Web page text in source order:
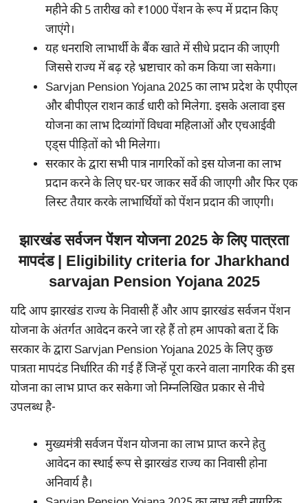
महीने की 5 तारीख को ₹1000 पेंशन के रूप में प्रदान किए
जाएंगे।
यह धनराशि लाभार्थी के बैंक खाते में सीधे प्रदान की जाएगी
जिससे राज्य में बढ़ रहे भ्रष्टाचार को कम किया जा सकेगा।
Sarvjan Pension Yojana 2025 का लाभ प्रदेश के एपीएल
और बीपीएल राशन कार्ड धारी को मिलेगा. इसके अलावा इस
योजना का लाभ दिव्यांगों विधवा महिलाओं और एचआईवी
एड्स पीड़ितों को भी मिलेगा।
सरकार के द्वारा सभी पात्र नागरिकों को इस योजना का लाभ
प्रदान करने के लिए घर-घर जाकर सर्वे की जाएगी और फिर एक
लिस्ट तैयार करके लाभार्थियों को पेंशन प्रदान की जाएगी।
झारखंड सर्वजन पेंशन योजना 2025 के लिए पात्रता
मापदंड | Eligibility criteria for Jharkhand
sarvajan Pension Yojana 2025
यदि आप झारखंड राज्य के निवासी हैं और आप झारखंड सर्वजन पेंशन
योजना के अंतर्गत आवेदन करने जा रहे हैं तो हम आपको बता दें कि
सरकार के द्वारा Sarvjan Pension Yojana 2025 के लिए कुछ
पात्रता मापदंड निर्धारित की गई हैं जिन्हें पूरा करने वाला नागरिक की इस
योजना का लाभ प्राप्त कर सकेगा जो निम्नलिखित प्रकार से नीचे
उपलब्ध है-
मुख्यमंत्री सर्वजन पेंशन योजना का लाभ प्राप्त करने हेतु
आवेदन का स्थाई रूप से झारखंड राज्य का निवासी होना
अनिवार्य है।